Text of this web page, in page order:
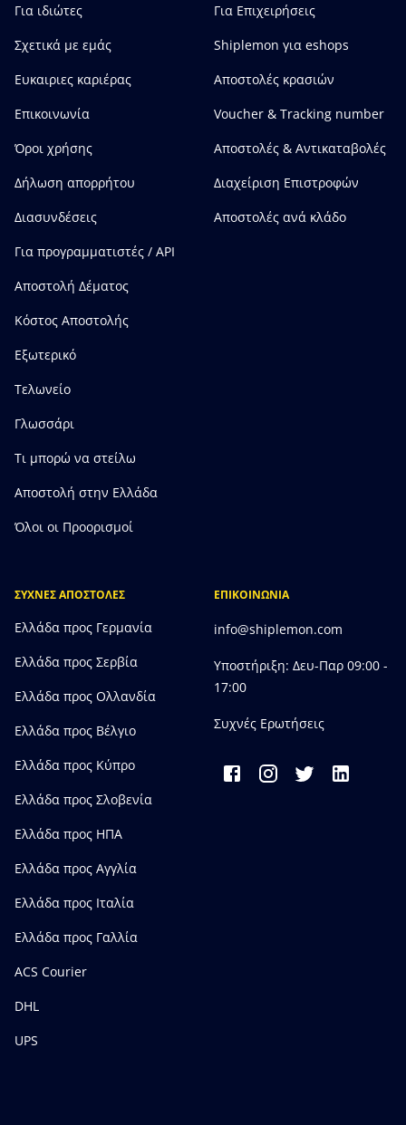
Για ιδιώτες
Σχετικά με εμάς
Ευκαιριες καριέρας
Επικοινωνία
Όροι χρήσης
Δήλωση απορρήτου
Διασυνδέσεις
Για προγραμματιστές / API
Αποστολή Δέματος
Κόστος Αποστολής
Εξωτερικό
Τελωνείο
Γλωσσάρι
Τι μπορώ να στείλω
Αποστολή στην Ελλάδα
Όλοι οι Προορισμοί
Για Επιχειρήσεις
Shiplemon για eshops
Αποστολές κρασιών
Voucher & Tracking number
Αποστολές & Αντικαταβολές
Διαχείριση Επιστροφών
Αποστολές ανά κλάδο
ΣΥΧΝΕΣ ΑΠΟΣΤΟΛΕΣ
Ελλάδα προς Γερμανία
Ελλάδα προς Σερβία
Ελλάδα προς Ολλανδία
Ελλάδα προς Bέλγιο
Ελλάδα προς Κύπρο
Ελλάδα προς Σλοβενία
Ελλάδα προς ΗΠΑ
Ελλάδα προς Αγγλία
Ελλάδα προς Ιταλία
Ελλάδα προς Γαλλία
ACS Courier
DHL
UPS
ΕΠΙΚΟΙΝΩΝΙΑ
info@shiplemon.com
Υποστήριξη: Δευ-Παρ 09:00 -
17:00
Συχνές Ερωτήσεις